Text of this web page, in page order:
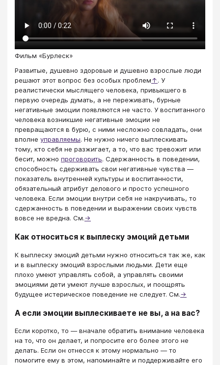
Фильм «Бурлеск»
Развитые, душевно здоровые и душевно взрослые люди
решают этот вопрос без особых проблем↑. У
реалистически мыслящего человека, привыкшего в
первую очередь думать, а не переживать, бурные
негативные эмоции появляются не часто. У воспитанного
человека возникшие негативные эмоции не
превращаются в бурю, с ними несложно совладать, они
вполне управляемы. Не нужно ничего выплескивать
тому, кто себя не разжигает, а то, что вас тревожит или
бесит, можно проговорить. Сдержанность в поведении,
способность сдерживать свои негативные чувства —
показатель внутренней культуры и воспитанности,
обязательный атрибут делового и просто успешного
человека. Если эмоции внутри себя не накручивать, то
сдержанность в поведении и выражении своих чувств
вовсе не вредна. См.→
Как относиться к выплеску эмоций детьми
К выплеску эмоций детьми нужно относиться так же, как
и в выплеску эмоций взрослыми людьми. Дети еще
плохо умеют управлять собой, а управлять своими
эмоциями дети умеют лучше взрослых, и поощрять
будущее истерическое поведение не следует. См.→
А если эмоции выплескиваете не вы, а на вас?
Если коротко, то — вначале обратить внимание человека
на то, что он делает, и попросите его более этого не
делать. Если он отнесся к этому нормально — то
помогите ему в этом, напоминайте и поддерживайте его